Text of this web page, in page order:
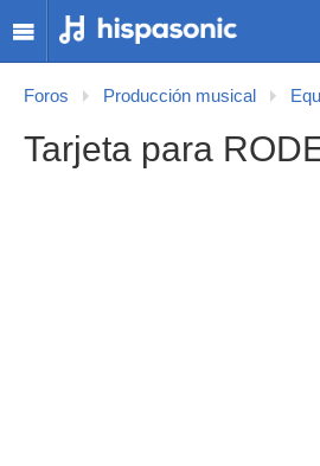
Foros Producción musical
Tarjeta para